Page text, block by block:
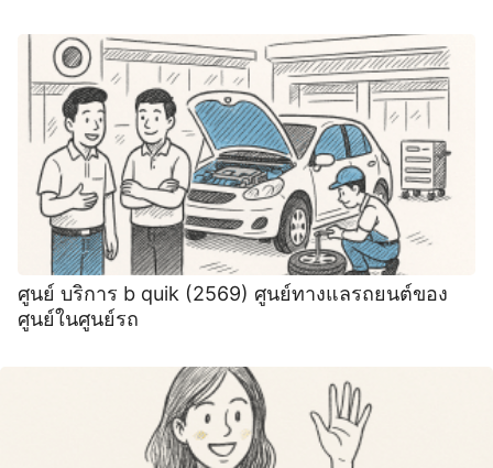
ศูนย์ บริการ b quik (2569) ศูนย์ทางแลรถยนต์ของ
ศูนย์ในศูนย์รถ